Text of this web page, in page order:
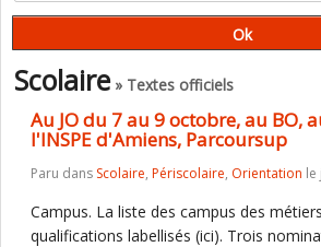
Scolaire» Textes officiels
Au JO du 7 au 9 octobre, au BO,
l'INSPE d'Amiens, Parcoursup
Paru dans Scolaire, Périscolaire, Orientation le
Campus. La liste des campus des
qualifications labellisés (ici). Trois